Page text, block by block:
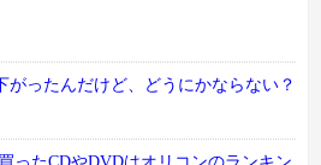
がったんだけど、どうにかならない？